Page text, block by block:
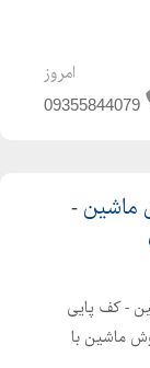
امروز
09355844079
ماشین -
- کف پایی
ماشین با